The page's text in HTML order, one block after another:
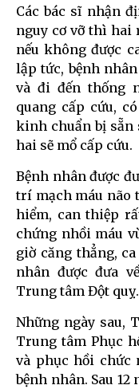
Các bác sĩ nhận
nguy cơ vỡ thì hai
nếu không được
lập tức, bệnh
và đi đến thống
quang cấp cứu,
kinh chuẩn bị sẵn
hai sẽ mổ cấp cứu.
Bệnh nhân được
trí mạch máu não
hiểm, can thiệp
chứng nhồi máu
giờ căng thẳng,
nhân được đưa
Trung tâm Đột quỵ.
Những ngày sau,
Trung tâm Phục
và phục hồi chức
bệnh nhân. Sau